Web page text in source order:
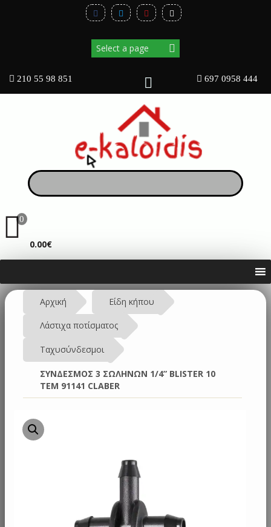
210 55 98 851 697 0958 444
0ΚΑΛΆΘΙ
0.00€
Αρχική Είδη κήπου
Λάστιχα ποτίσματος
Ταχυσύνδεσμοι
ΣΥΝΔΕΣΜΟΣ 3 ΣΩΛΗΝΩΝ 1/4” BLISTER 10
ΤΕΜ 91141 CLABER